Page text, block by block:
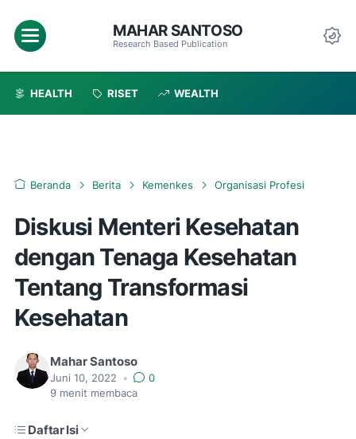
Menu MAHAR SANTOSO
Research Based Publication
HEALTH RISET WEALTH
Beranda Berita Kemenkes Organisasi Profesi
Diskusi Menteri Kesehatan
dengan Tenaga Kesehatan
Tentang Transformasi
Kesehatan
Mahar Santoso
Juni 10, 2022 •
0
9 menit membaca
Daftar Isi